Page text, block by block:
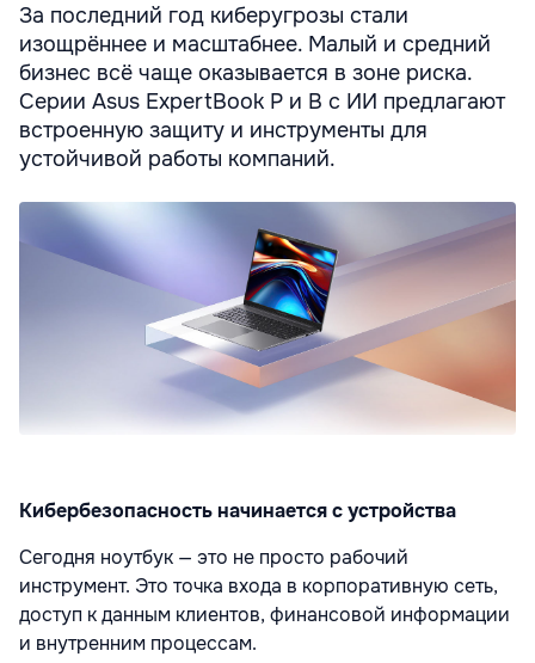
За последний год киберугрозы стали
изощрённее и масштабнее. Малый и средний
бизнес всё чаще оказывается в зоне риска.
Серии Asus ExpertBook P и B с ИИ предлагают
встроенную защиту и инструменты для
устойчивой работы компаний.
Кибербезопасность начинается с устройства
Сегодня ноутбук — это не просто рабочий
инструмент. Это точка входа в корпоративную сеть,
доступ к данным клиентов, финансовой информации
и внутренним процессам.